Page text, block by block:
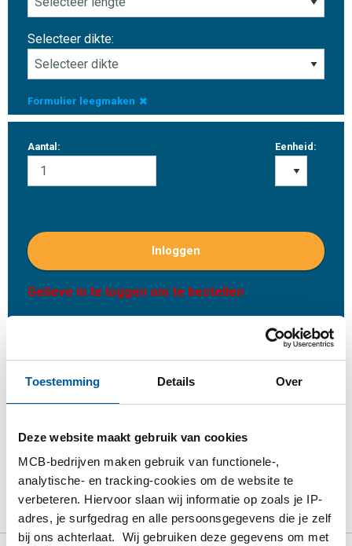
Toestemming Details Over
Deze website maakt gebruik van cookies
MCB-bedrijven maken gebruik van functionele-,
analytische- en tracking-cookies om de website te
verbeteren. Hiervoor slaan wij informatie op zoals je IP-
adres, je surfgedrag en alle persoonsgegevens die je zelf
bij ons achterlaat. Wij gebruiken deze gegevens om met
Selecteer dikte:
Formulier leegmaken
Aantal: Eenheid:
Inloggen
Gelieve in te loggen om te bestellen
Calculeren met actuele MCB-prijzen
Volg uw order via Track&Trace
Product Product omschrijving Bruto prijslijst
Downloads Specificaties